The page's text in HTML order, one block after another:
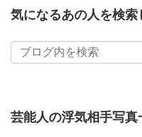
気になるあの人を検索
芸能人の浮気相手写